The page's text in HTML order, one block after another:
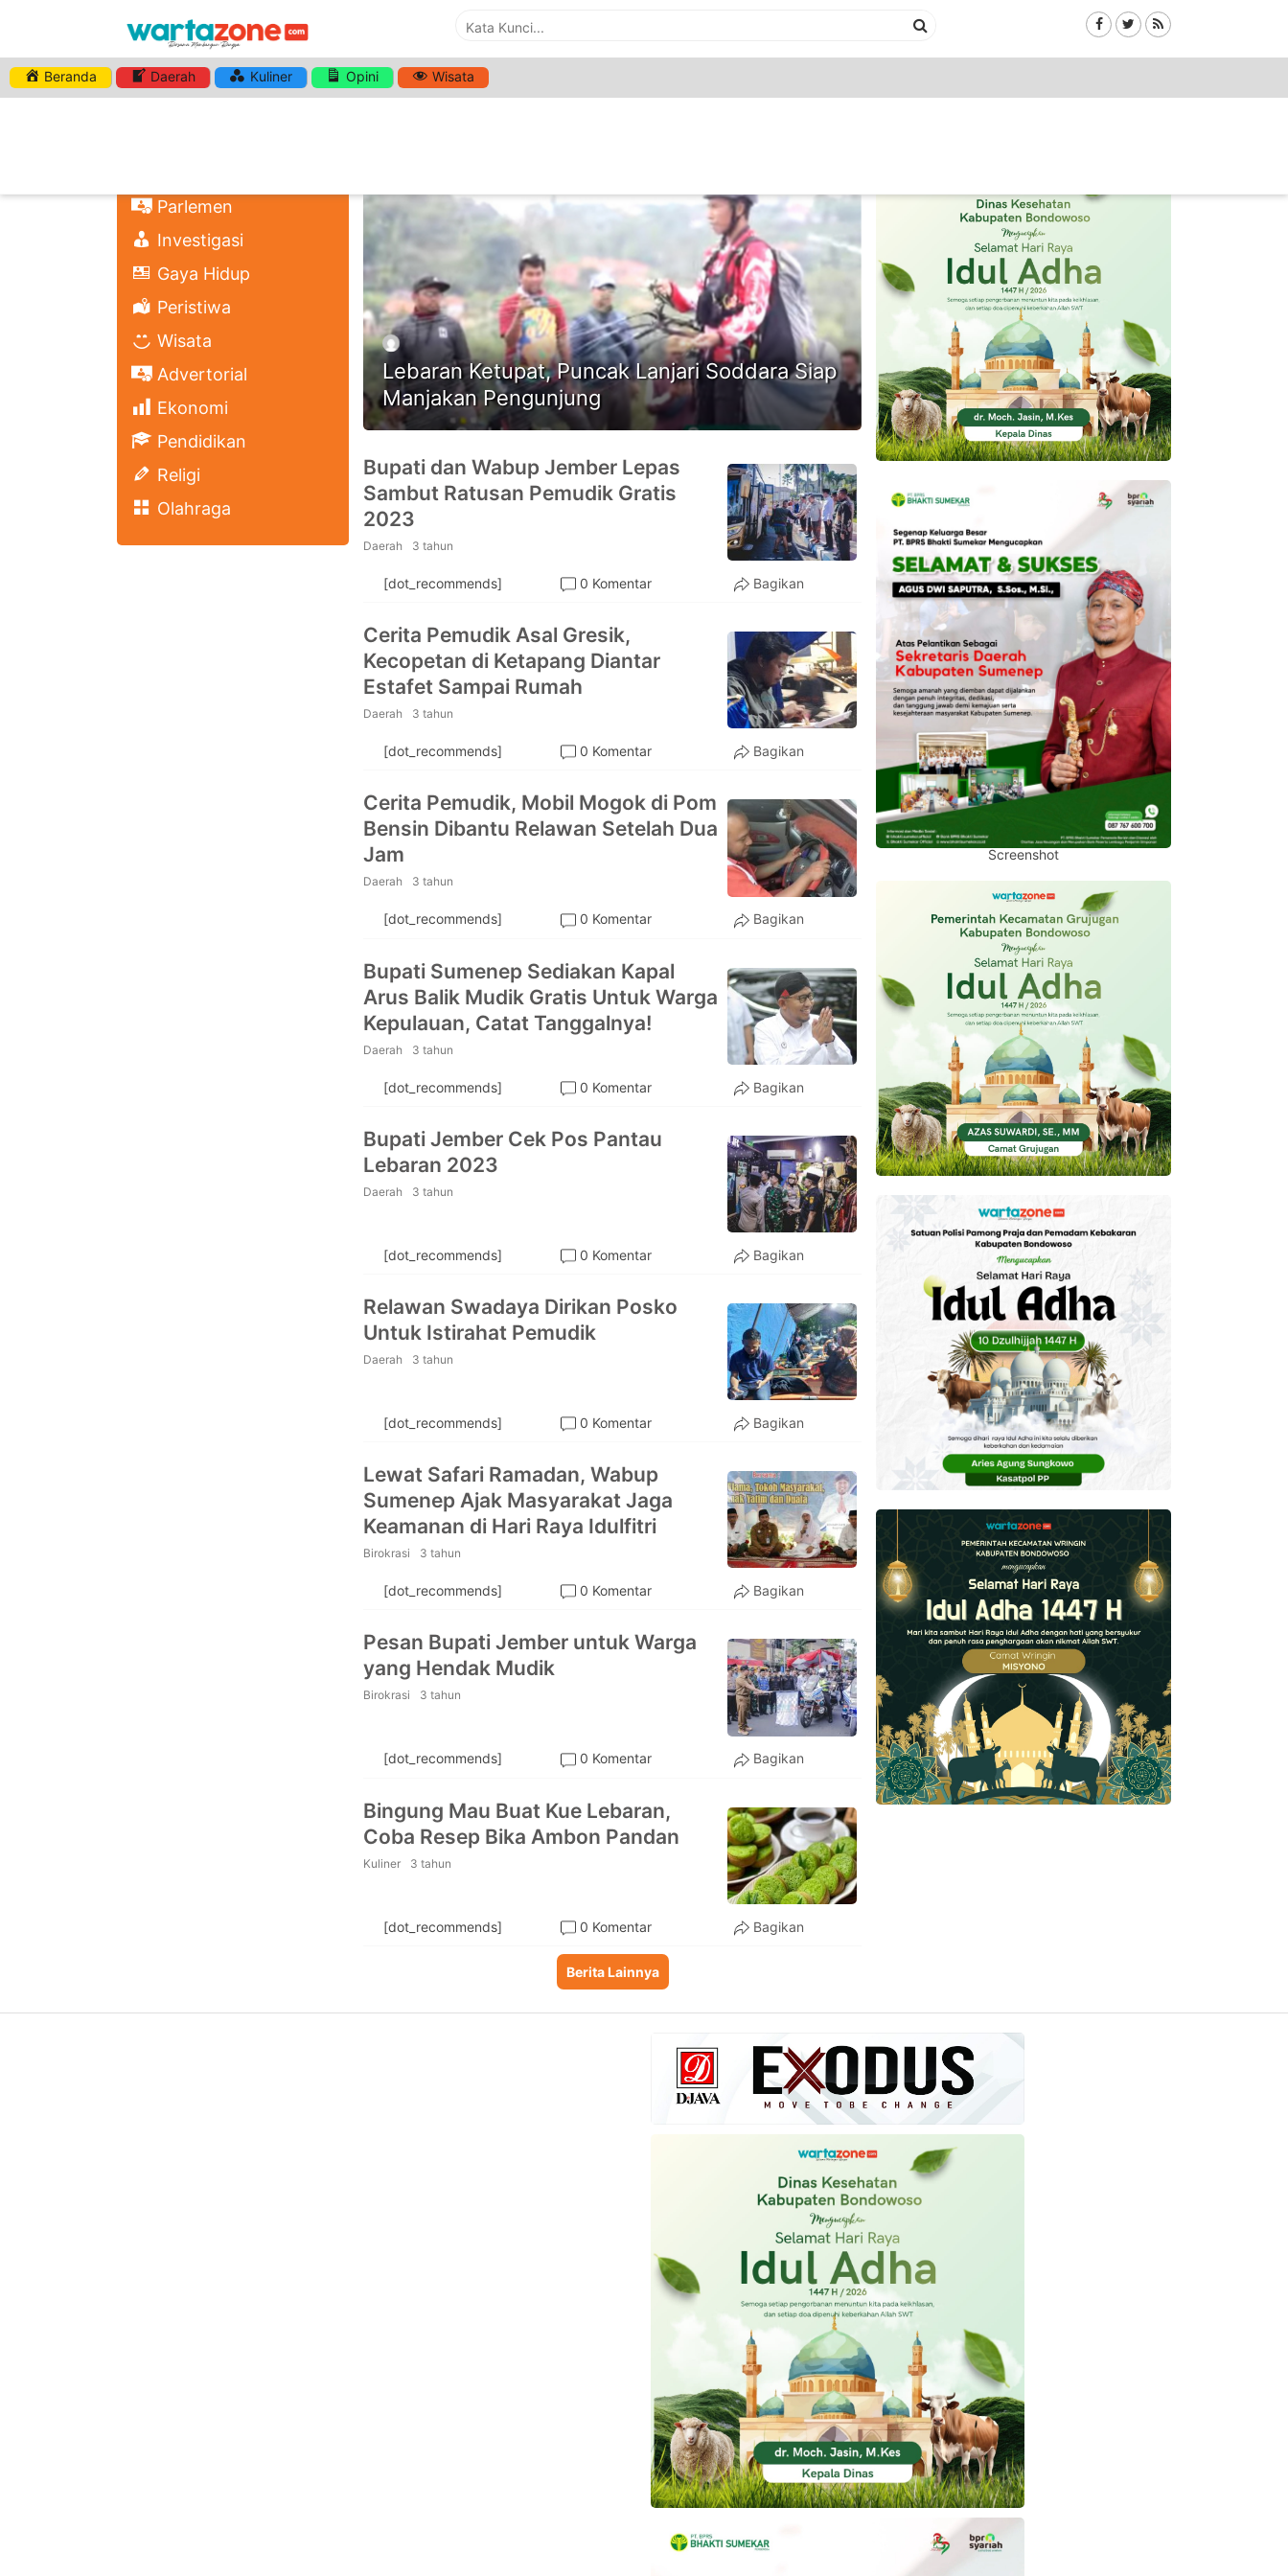
Beranda Daerah Kuliner Opini Wisata
Parlemen
Investigasi
Gaya Hidup
Peristiwa
Wisata
Advertorial
Ekonomi
Pendidikan
Religi
Olahraga
HASHTAG:LEBARAN
Lebaran Ketupat, Puncak Lanjari Soddara Siap
Manjakan Pengunjung
Bupati dan Wabup Jember Lepas
Sambut Ratusan Pemudik Gratis
2023
Daerah 3 tahun
[dot_recommends] 0 Komentar Bagikan
Cerita Pemudik Asal Gresik,
Kecopetan di Ketapang Diantar
Estafet Sampai Rumah
Daerah 3 tahun
[dot_recommends] 0 Komentar Bagikan
Cerita Pemudik, Mobil Mogok di Pom
Bensin Dibantu Relawan Setelah Dua
Jam
Daerah 3 tahun
[dot_recommends] 0 Komentar Bagikan
Bupati Sumenep Sediakan Kapal
Arus Balik Mudik Gratis Untuk Warga
Kepulauan, Catat Tanggalnya!
Daerah 3 tahun
[dot_recommends] 0 Komentar Bagikan
Bupati Jember Cek Pos Pantau
Lebaran 2023
Daerah 3 tahun
[dot_recommends] 0 Komentar Bagikan
Relawan Swadaya Dirikan Posko
Untuk Istirahat Pemudik
Daerah 3 tahun
[dot_recommends] 0 Komentar Bagikan
Lewat Safari Ramadan, Wabup
Sumenep Ajak Masyarakat Jaga
Keamanan di Hari Raya Idulfitri
Birokrasi 3 tahun
[dot_recommends] 0 Komentar Bagikan
Pesan Bupati Jember untuk Warga
yang Hendak Mudik
Birokrasi 3 tahun
[dot_recommends] 0 Komentar Bagikan
Bingung Mau Buat Kue Lebaran,
Coba Resep Bika Ambon Pandan
Kuliner 3 tahun
[dot_recommends] 0 Komentar Bagikan
Berita Lainnya
Screenshot